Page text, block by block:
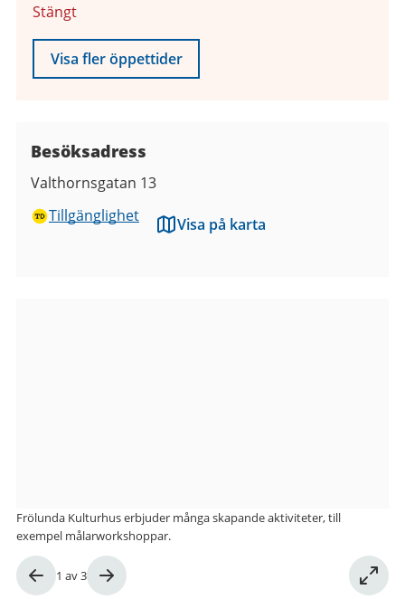
augusti
2026
Stängt
Visa fler öppettider
Besöksadress
Valthornsgatan 13
Tillgänglighet
Visa på karta
Bild
1 av3
Frölunda Kulturhus erbjuder många skapande aktiviteter, till
exempel målarworkshoppar.